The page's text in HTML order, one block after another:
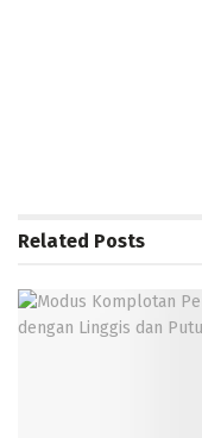
Related Posts